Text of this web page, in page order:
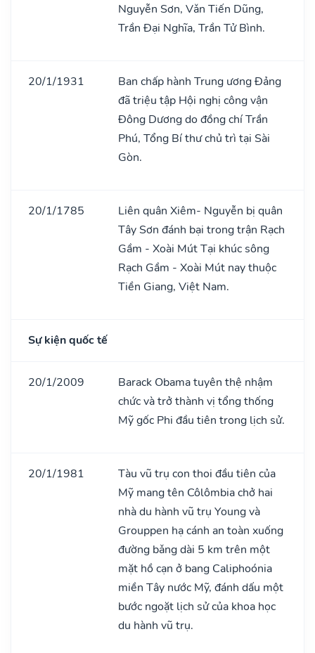
Nguyễn Sơn, Vǎn Tiến Dũng,
Trần Đại Nghĩa, Trần Tử Bình.
20/1/1931
Ban chấp hành Trung ương Đảng
đã triệu tập Hội nghị công vận
Đông Dương do đồng chí Trần
Phú, Tổng Bí thư chủ trì tại Sài
Gòn.
20/1/1785
Liên quân Xiêm- Nguyễn bị quân
Tây Sơn đánh bại trong trận Rạch
Gầm - Xoài Mút Tại khúc sông
Rạch Gầm - Xoài Mút nay thuộc
Tiền Giang, Việt Nam.
Sự kiện quốc tế
20/1/2009
Barack Obama tuyên thệ nhậm
chức và trở thành vị tổng thống
Mỹ gốc Phi đầu tiên trong lịch sử.
20/1/1981
Tàu vũ trụ con thoi đầu tiên của
Mỹ mang tên Côlômbia chở hai
nhà du hành vũ trụ Young và
Grouppen hạ cánh an toàn xuống
đường bǎng dài 5 km trên một
mặt hồ cạn ở bang Caliphoónia
miền Tây nước Mỹ, đánh dấu một
bước ngoặt lịch sử của khoa học
du hành vũ trụ.